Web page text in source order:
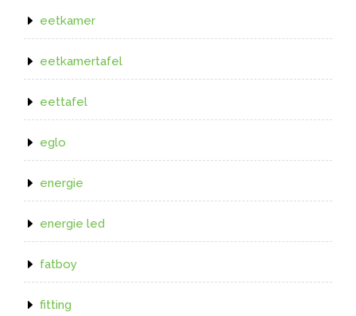
eetkamer
eetkamertafel
eettafel
eglo
energie
energie led
fatboy
fitting